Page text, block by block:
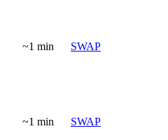
~1 min SWAP
~1 min SWAP